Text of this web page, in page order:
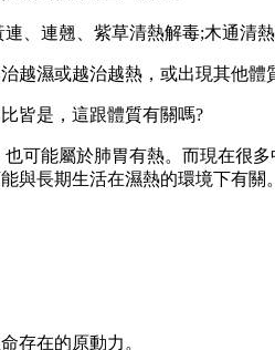
連翹、紫草清熱解毒;木通清熱
濕或越治越熱，或出現其他體
皆是，這跟體質有關嗎?
能屬於肺胃有熱。而現在很多
長期生活在濕熱的環境下有關
存在的原動力。